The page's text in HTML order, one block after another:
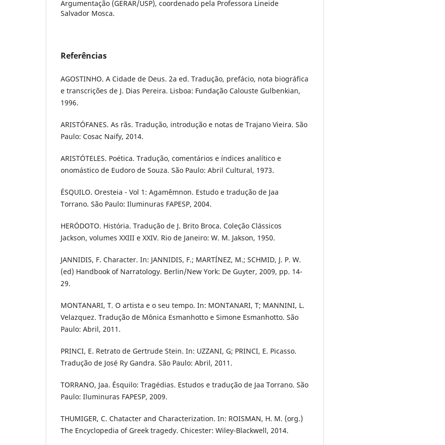
Argumentação (GERAR/USP), coordenado pela Professora Lineide
Salvador Mosca.
Referências
AGOSTINHO. A Cidade de Deus. 2a ed. Tradução, prefácio, nota biográfica
e transcrições de J. Dias Pereira. Lisboa: Fundação Calouste Gulbenkian,
1996.
ARISTÓFANES. As rãs. Tradução, introdução e notas de Trajano Vieira. São
Paulo: Cosac Naify, 2014.
ARISTÓTELES. Poética. Tradução, comentários e índices analítico e
onomástico de Eudoro de Souza. São Paulo: Abril Cultural, 1973.
ÉSQUILO. Oresteia - Vol 1: Agamêmnon. Estudo e tradução de Jaa
Torrano. São Paulo: Iluminuras FAPESP, 2004.
HERÓDOTO. História. Tradução de J. Brito Broca. Coleção Clássicos
Jackson, volumes XXIII e XXIV. Rio de Janeiro: W. M. Jakson, 1950.
JANNIDIS, F. Character. In: JANNIDIS, F.; MARTÍNEZ, M.; SCHMID, J. P. W.
(ed) Handbook of Narratology. Berlin/New York: De Guyter, 2009, pp. 14-
29.
MONTANARI, T. O artista e o seu tempo. In: MONTANARI, T; MANNINI, L.
Velazquez. Tradução de Mônica Esmanhotto e Simone Esmanhotto. São
Paulo: Abril, 2011.
PRINCI, E. Retrato de Gertrude Stein. In: UZZANI, G; PRINCI, E. Picasso.
Tradução de José Ry Gandra. São Paulo: Abril, 2011.
TORRANO, Jaa. Ésquilo: Tragédias. Estudos e tradução de Jaa Torrano. São
Paulo: Iluminuras FAPESP, 2009.
THUMIGER, C. Chatacter and Characterization. In: ROISMAN, H. M. (org.)
The Encyclopedia of Greek tragedy. Chicester: Wiley-Blackwell, 2014.